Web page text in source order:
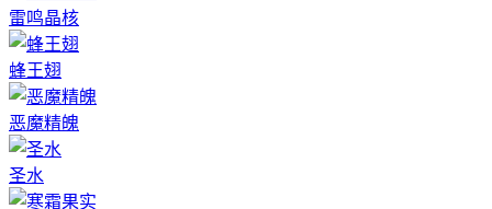
雷鸣晶核
蜂王翅
恶魔精魄
圣水